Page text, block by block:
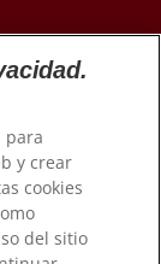
los derechos
para
y crear
cookies
del sitio